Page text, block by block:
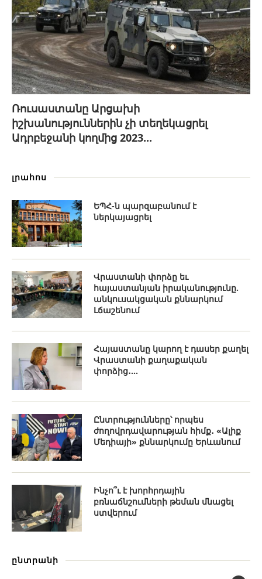
Ռուսաստանը Արցախի
իշխանություններին չի տեղեկացրել
Ադրբեջանի կողմից 2023...
լրահոս
ԵՊՀ-ն պարզաբանում է
ներկայացրել
Վրաստանի փորձը եւ
հայաստանյան իրականությունը.
անկուսակցական քննարկում
Լճաշենում
Հայաստանը կարող է դասեր քաղել
Վրաստանի քաղաքական
փորձից․...
Ընտրությունները՝ որպես
ժողովրդավարության հիմք․ «Ալիք
Մեդիայի» քննարկումը Երևանում
Ինչո՞ւ է խորհրդային
բռնաճնշումների թեման մնացել
ստվերում
ընտրանի